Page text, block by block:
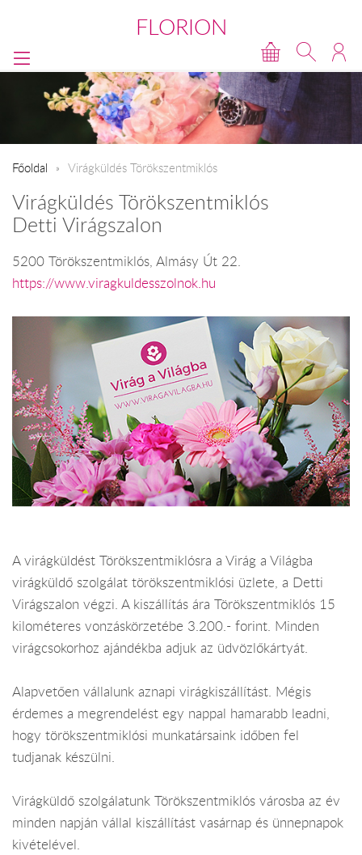
FLORION
Főoldal Virágküldés Törökszentmiklós
Virágküldés Törökszentmiklós
Detti Virágszalon
5200 Törökszentmiklós, Almásy Út 22.
https://www.viragkuldesszolnok.hu
A virágküldést Törökszentmiklósra a Virág a Világba
virágküldő szolgálat törökszentmiklósi üzlete, a Detti
Virágszalon végzi. A kiszállítás ára Törökszentmiklós 15
kilométeres vonzáskörzetébe 3.200.- forint. Minden
virágcsokorhoz ajándékba adjuk az üdvözlőkártyát.
Alapvetően vállalunk aznapi virágkiszállítást. Mégis
érdemes a megrendelést egy nappal hamarabb leadni,
hogy törökszentmiklósi munkatársaink időben fel
tudjanak készülni.
Virágküldő szolgálatunk Törökszentmiklós városba az év
minden napján vállal kiszállítást vasárnap és ünnepnapok
kivételével.